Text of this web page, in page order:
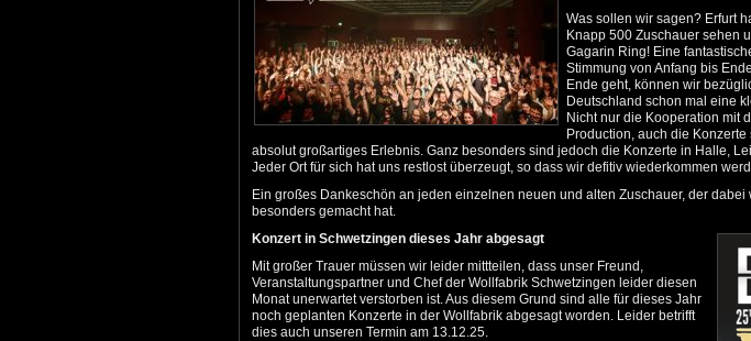
Was sollen wir sagen? Erfurt
Knapp 500 Zuschauer sehen
Gagarin Ring! Eine
Stimmung von Anfang bis
Ende geht, können wir
Deutschland schon mal eine
Nicht nur die Kooperation mit
Production, auch die
absolut großartiges Erlebnis. Ganz besonders sind jedoch die Konzerte in Halle,
Jeder Ort für sich hat uns restlost überzeugt, so dass wir defitiv wiederkommen
Ein großes Dankeschön an jeden einzelnen neuen und alten Zuschauer, der dabei
besonders gemacht hat.
Konzert in Schwetzingen dieses Jahr abgesagt
Mit großer Trauer müssen wir leider mittteilen, dass unser Freund,
Veranstaltungspartner und Chef der Wollfabrik Schwetzingen leider diesen
Monat unerwartet verstorben ist. Aus diesem Grund sind alle für dieses Jahr
noch geplanten Konzerte in der Wollfabrik abgesagt worden. Leider betrifft
dies auch unseren Termin am 13.12.25.